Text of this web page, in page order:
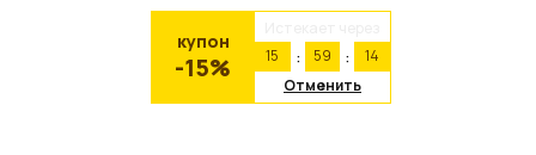
купон
-15%
15
59
13
Отменить